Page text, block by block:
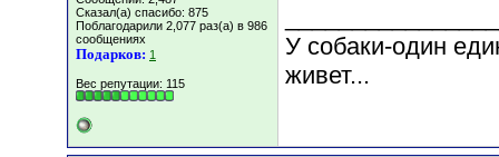
Сказал(а) спасибо: 875
Поблагодарили 2,077 раз(а) в 986
сообщениях
Подарков: 1
Вес репутации: 115
У собаки-один
живет...